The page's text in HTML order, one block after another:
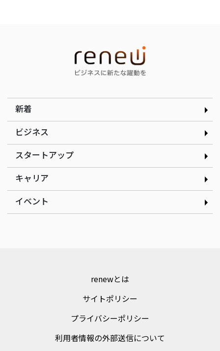
選んだのは就活ではなく学
生起業家の道｜合同会社ド
ルフィン 木下銀次郎さん
顧客の「なぜ」をテクノロ
ジーで可視化する｜
curioph株式会社玉木穣太
インタビュー
現場の改善アイデアを、AI
で資産に変える｜株式会社
ゲンテイ 元堤晴香さん
｜nancle 小林俊貴さん
新着
ビジネス
スタートアップ
キャリア
イベント
renewとは
サイトポリシー
プライバシーポリシー
利用者情報の外部送信について